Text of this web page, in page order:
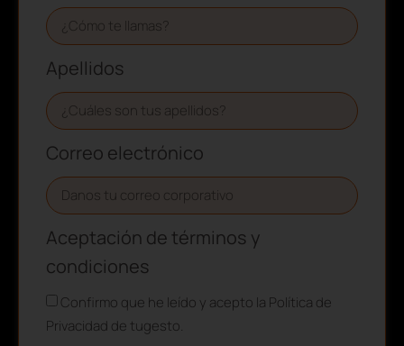
Apellidos
Correo electrónico
Aceptación de términos y
condiciones
Confirmo que he leído y acepto la Política de
Privacidad de tugesto.